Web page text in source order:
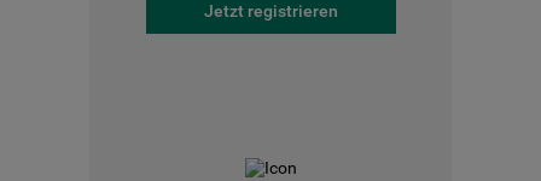
Jetzt registrieren